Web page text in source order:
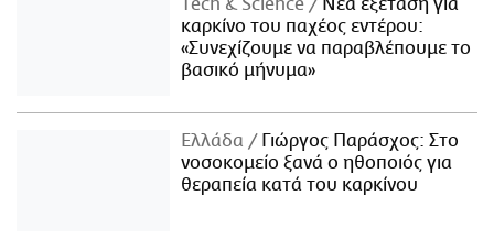
Τech & Science
Νέα εξέταση για
καρκίνο του παχέος εντέρου:
«Συνεχίζουμε να παραβλέπουμε το
βασικό μήνυμα»
Ελλάδα
Γιώργος Παράσχος: Στο
νοσοκομείο ξανά ο ηθοποιός για
θεραπεία κατά του καρκίνου